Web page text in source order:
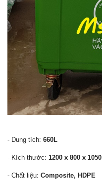
- Dung tích: 660L
- Kích thước: 1200 x 800 x 1050
- Chất liệu: Composite, HDPE